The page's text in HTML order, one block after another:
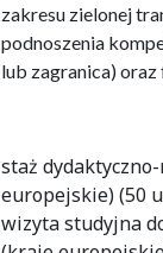
zakresu zielonej
podnoszenia
lub zagranica)
staż
europejskie) (50
wizyta studyjna